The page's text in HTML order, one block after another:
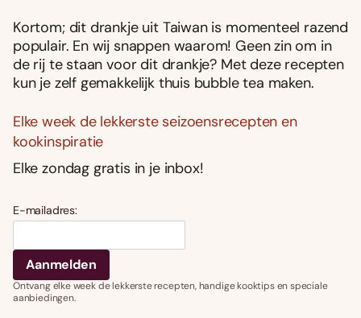
Kortom; dit drankje uit Taiwan is momenteel razend
populair. En wij snappen waarom! Geen zin om in
de rij te staan voor dit drankje? Met deze recepten
kun je zelf gemakkelijk thuis bubble tea maken.
Elke week de lekkerste seizoensrecepten en
kookinspiratie
Elke zondag gratis in je inbox!
E-mailadres:
Ontvang elke week de lekkerste recepten, handige kooktips en speciale
aanbiedingen.